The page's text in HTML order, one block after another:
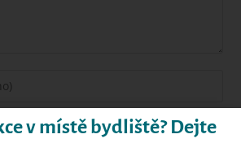
v místě bydliště? Dejte